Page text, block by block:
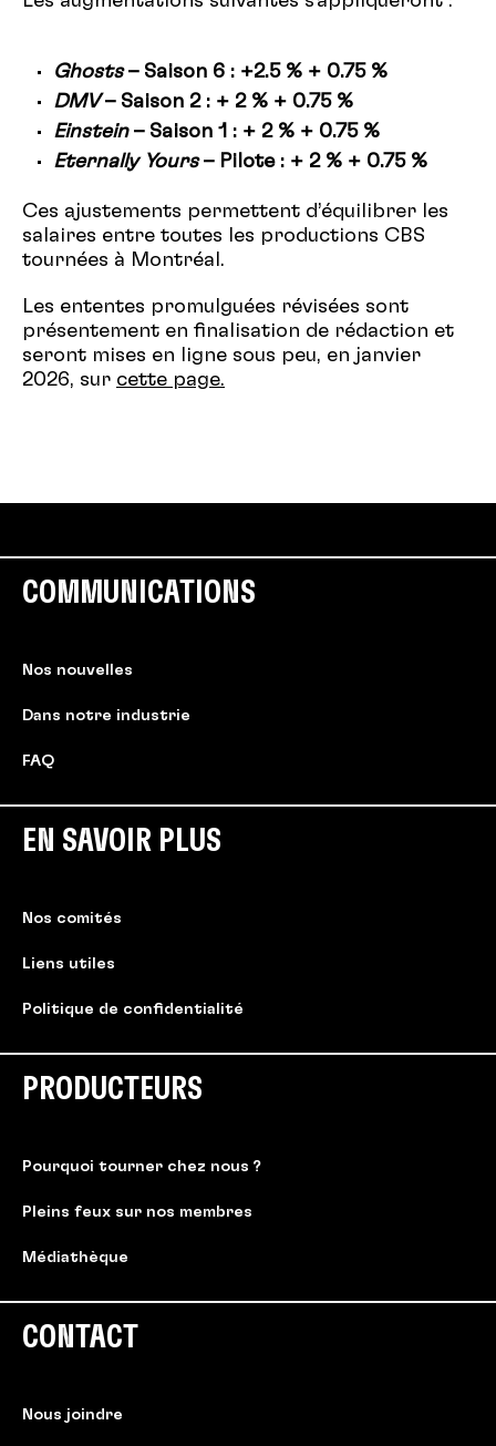
Ghosts– Saison 6 : +2.5 % + 0.75 %
DMV– Saison 2 : + 2 % + 0.75 %
Einstein– Saison 1 : + 2 % + 0.75 %
Eternally Yours – Pilote : + 2 % + 0.75 %
Ces ajustements permettent d’équilibrer les
salaires entre toutes les productions CBS
tournées à Montréal.
Les ententes promulguées révisées sont
présentement en finalisation de rédaction et
seront mises en ligne sous peu, en janvier
2026, sur cette page.
COMMUNICATIONS
Nos nouvelles
Dans notre industrie
FAQ
EN SAVOIR PLUS
Nos comités
Liens utiles
Politique de confidentialité
PRODUCTEURS
Pourquoi tourner chez nous ?
Pleins feux sur nos membres
Médiathèque
CONTACT
Nous joindre